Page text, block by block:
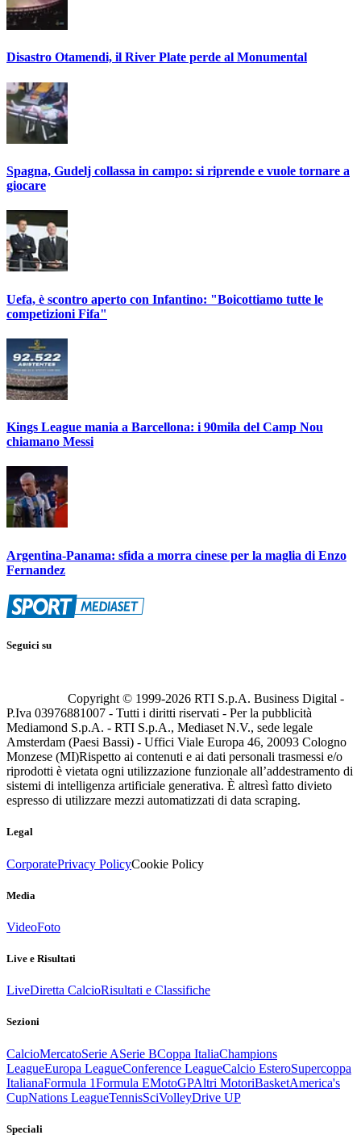
Disastro Otamendi, il River Plate perde al Monumental
Spagna, Gudelj collassa in campo: si riprende e vuole tornare a
giocare
Uefa, è scontro aperto con Infantino: "Boicottiamo tutte le
competizioni Fifa"
Kings League mania a Barcellona: i 90mila del Camp Nou
chiamano Messi
Argentina-Panama: sfida a morra cinese per la maglia di Enzo
Fernandez
Seguici su
Copyright © 1999-2026 RTI S.p.A. Business Digital -
P.Iva 03976881007 - Tutti i diritti riservati - Per la pubblicità
Mediamond S.p.A. - RTI S.p.A., Mediaset N.V., sede legale
Amsterdam (Paesi Bassi) - Uffici Viale Europa 46, 20093 Cologno
Monzese (MI)Rispetto ai contenuti e ai dati personali trasmessi e/o
riprodotti è vietata ogni utilizzazione funzionale all’addestramento di
sistemi di intelligenza artificiale generativa. È altresì fatto divieto
espresso di utilizzare mezzi automatizzati di data scraping.
Legal
CorporatePrivacy PolicyCookie Policy
Media
VideoFoto
Live e Risultati
LiveDiretta CalcioRisultati e Classifiche
Sezioni
CalcioMercatoSerie ASerie BCoppa ItaliaChampions
LeagueEuropa LeagueConference LeagueCalcio EsteroSupercoppa
ItalianaFormula 1Formula EMotoGPAltri MotoriBasketAmerica's
CupNations LeagueTennisSciVolleyDrive UP
Speciali